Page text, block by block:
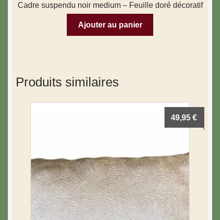
Cadre suspendu noir medium – Feuille doré décoratif
Ajouter au panier
Produits similaires
49,95€